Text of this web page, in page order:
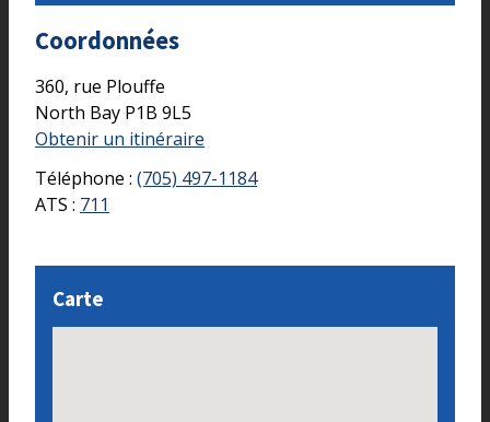
Coordonnées
360, rue Plouffe
North Bay P1B 9L5
Obtenir un itinéraire
Téléphone : (705) 497-1184
ATS : 711
Carte